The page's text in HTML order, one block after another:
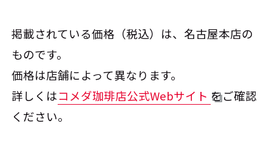
掲載されている価格（税込）は、名古屋本店の
ものです。
価格は店舗によって異なります。
詳しくはコメダ珈琲店公式Webサイト をご確認
ください。